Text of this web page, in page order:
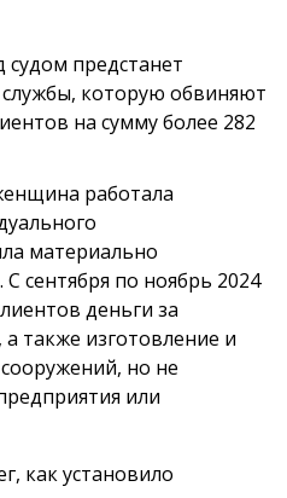
судом предстанет
которую обвиняют
на сумму более 282
работала
материально
сентября по ноябрь 2024
деньги за
также изготовление и
но не
или
как установило